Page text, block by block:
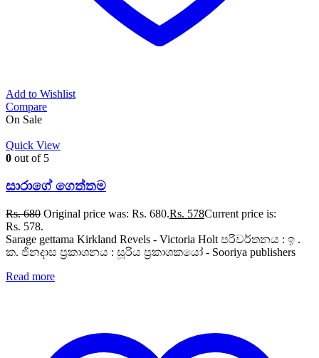
Add to Wishlist
Compare
On Sale
Quick View
0 out of 5
සාරාගේ ගෙත්තම
Rs.680 Original price was: Rs. 680.Rs. 578Current price is:
Rs. 578.
Sarage gettama Kirkland Revels - Victoria Holt පරිවර්තනය : ඉ .
ක. ජිනදාස ප්‍රකාශනය : සූරිය ප්‍රකාශකයෝ - Sooriya publishers
Read more